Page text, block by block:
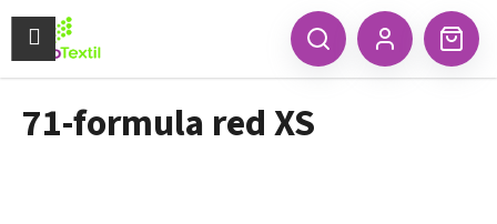
obsah
HledatPřihlášení
Menu
71-formula red XS
K
š Zpět
Zpět
C